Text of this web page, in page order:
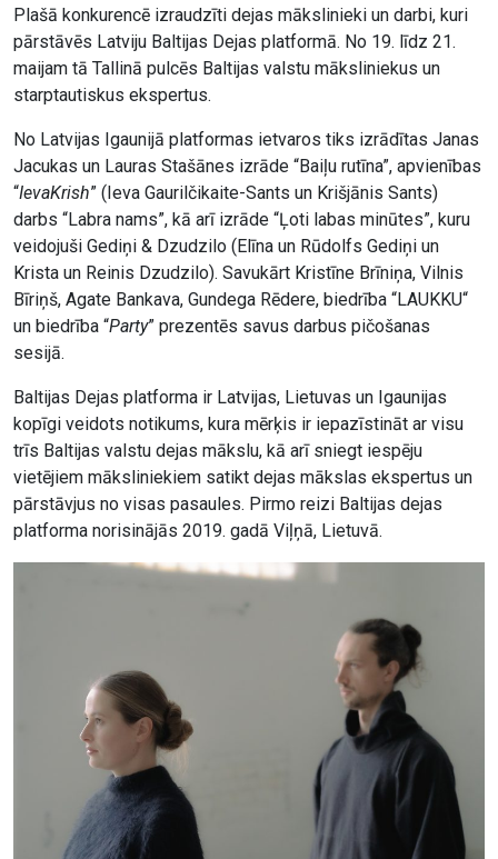
Plašā konkurencē izraudzīti dejas mākslinieki un darbi, kuri
pārstāvēs Latviju Baltijas Dejas platformā. No 19. līdz 21.
maijam tā Tallinā pulcēs Baltijas valstu māksliniekus un
starptautiskus ekspertus.
No Latvijas Igaunijā platformas ietvaros tiks izrādītas Janas
Jacukas un Lauras Stašānes izrāde “Baiļu rutīna”, apvienības
“IevaKrish” (Ieva Gaurilčikaite-Sants un Krišjānis Sants)
darbs “Labra nams”, kā arī izrāde “Ļoti labas minūtes”, kuru
veidojuši Gediņi & Dzudzilo (Elīna un Rūdolfs Gediņi un
Krista un Reinis Dzudzilo). Savukārt Kristīne Brīniņa, Vilnis
Bīriņš, Agate Bankava, Gundega Rēdere, biedrība “LAUKKU“
un biedrība “Party” prezentēs savus darbus pičošanas
sesijā.
Baltijas Dejas platforma ir Latvijas, Lietuvas un Igaunijas
kopīgi veidots notikums, kura mērķis ir iepazīstināt ar visu
trīs Baltijas valstu dejas mākslu, kā arī sniegt iespēju
vietējiem māksliniekiem satikt dejas mākslas ekspertus un
pārstāvjus no visas pasaules. Pirmo reizi Baltijas dejas
platforma norisinājās 2019. gadā Viļņā, Lietuvā.